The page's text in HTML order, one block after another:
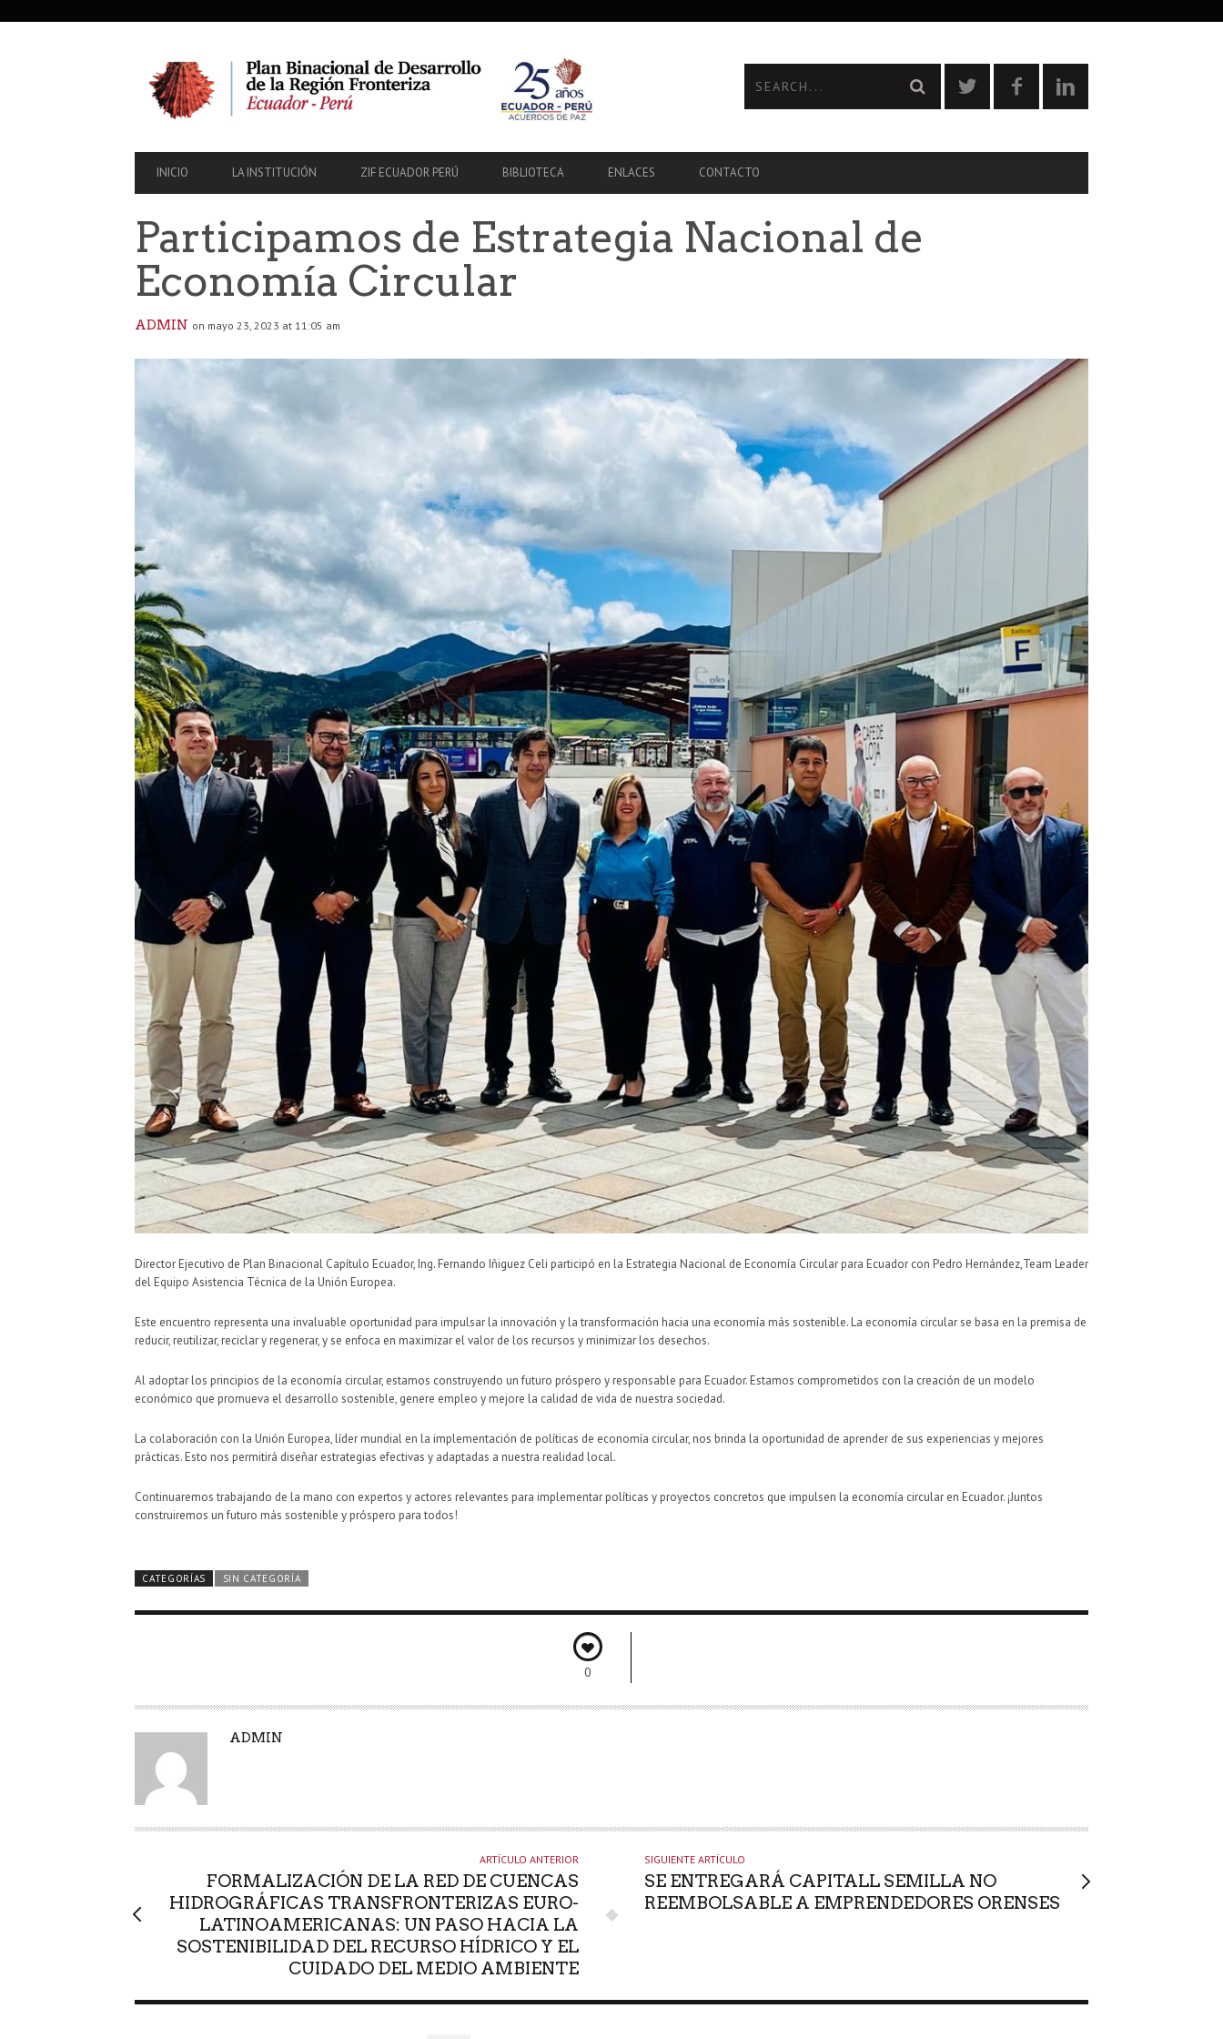
PRIMARY
NAVIGATION
INICIO LA INSTITUCIÓN ZIF ECUADOR PERÚ BIBLIOTECA ENLACES CONTACTO
Participamos de Estrategia Nacional de
Economía Circular
ADMIN on mayo 23, 2023 at 11:05 am
Director Ejecutivo de Plan Binacional Capítulo Ecuador, Ing. Fernando Iñiguez Celi participó en la Estrategia Nacional de Economía Circular para Ecuador con Pedro Hernández,Team Leader
del Equipo Asistencia Técnica de la Unión Europea.
Este encuentro representa una invaluable oportunidad para impulsar la innovación y la transformación hacia una economía más sostenible. La economía circular se basa en la premisa de
reducir, reutilizar, reciclar y regenerar, y se enfoca en maximizar el valor de los recursos y minimizar los desechos.
Al adoptar los principios de la economía circular, estamos construyendo un futuro próspero y responsable para Ecuador. Estamos comprometidos con la creación de un modelo
económico que promueva el desarrollo sostenible, genere empleo y mejore la calidad de vida de nuestra sociedad.
La colaboración con la Unión Europea, líder mundial en la implementación de políticas de economía circular, nos brinda la oportunidad de aprender de sus experiencias y mejores
prácticas. Esto nos permitirá diseñar estrategias efectivas y adaptadas a nuestra realidad local.
Continuaremos trabajando de la mano con expertos y actores relevantes para implementar políticas y proyectos concretos que impulsen la economía circular en Ecuador. ¡Juntos
construiremos un futuro más sostenible y próspero para todos!
CATEGORÍAS SIN CATEGORÍA
0
A
R
ADMIN
ARTÍCULO ANTERIOR
FORMALIZACIÓN DE LA RED DE CUENCAS
HIDROGRÁFICAS TRANSFRONTERIZAS EURO-
LATINOAMERICANAS: UN PASO HACIA LA
SOSTENIBILIDAD DEL RECURSO HÍDRICO Y EL
CUIDADO DEL MEDIO AMBIENTE
SIGUIENTE ARTÍCULO
SE ENTREGARÁ CAPITALL SEMILLA NO
REEMBOLSABLE A EMPRENDEDORES ORENSES